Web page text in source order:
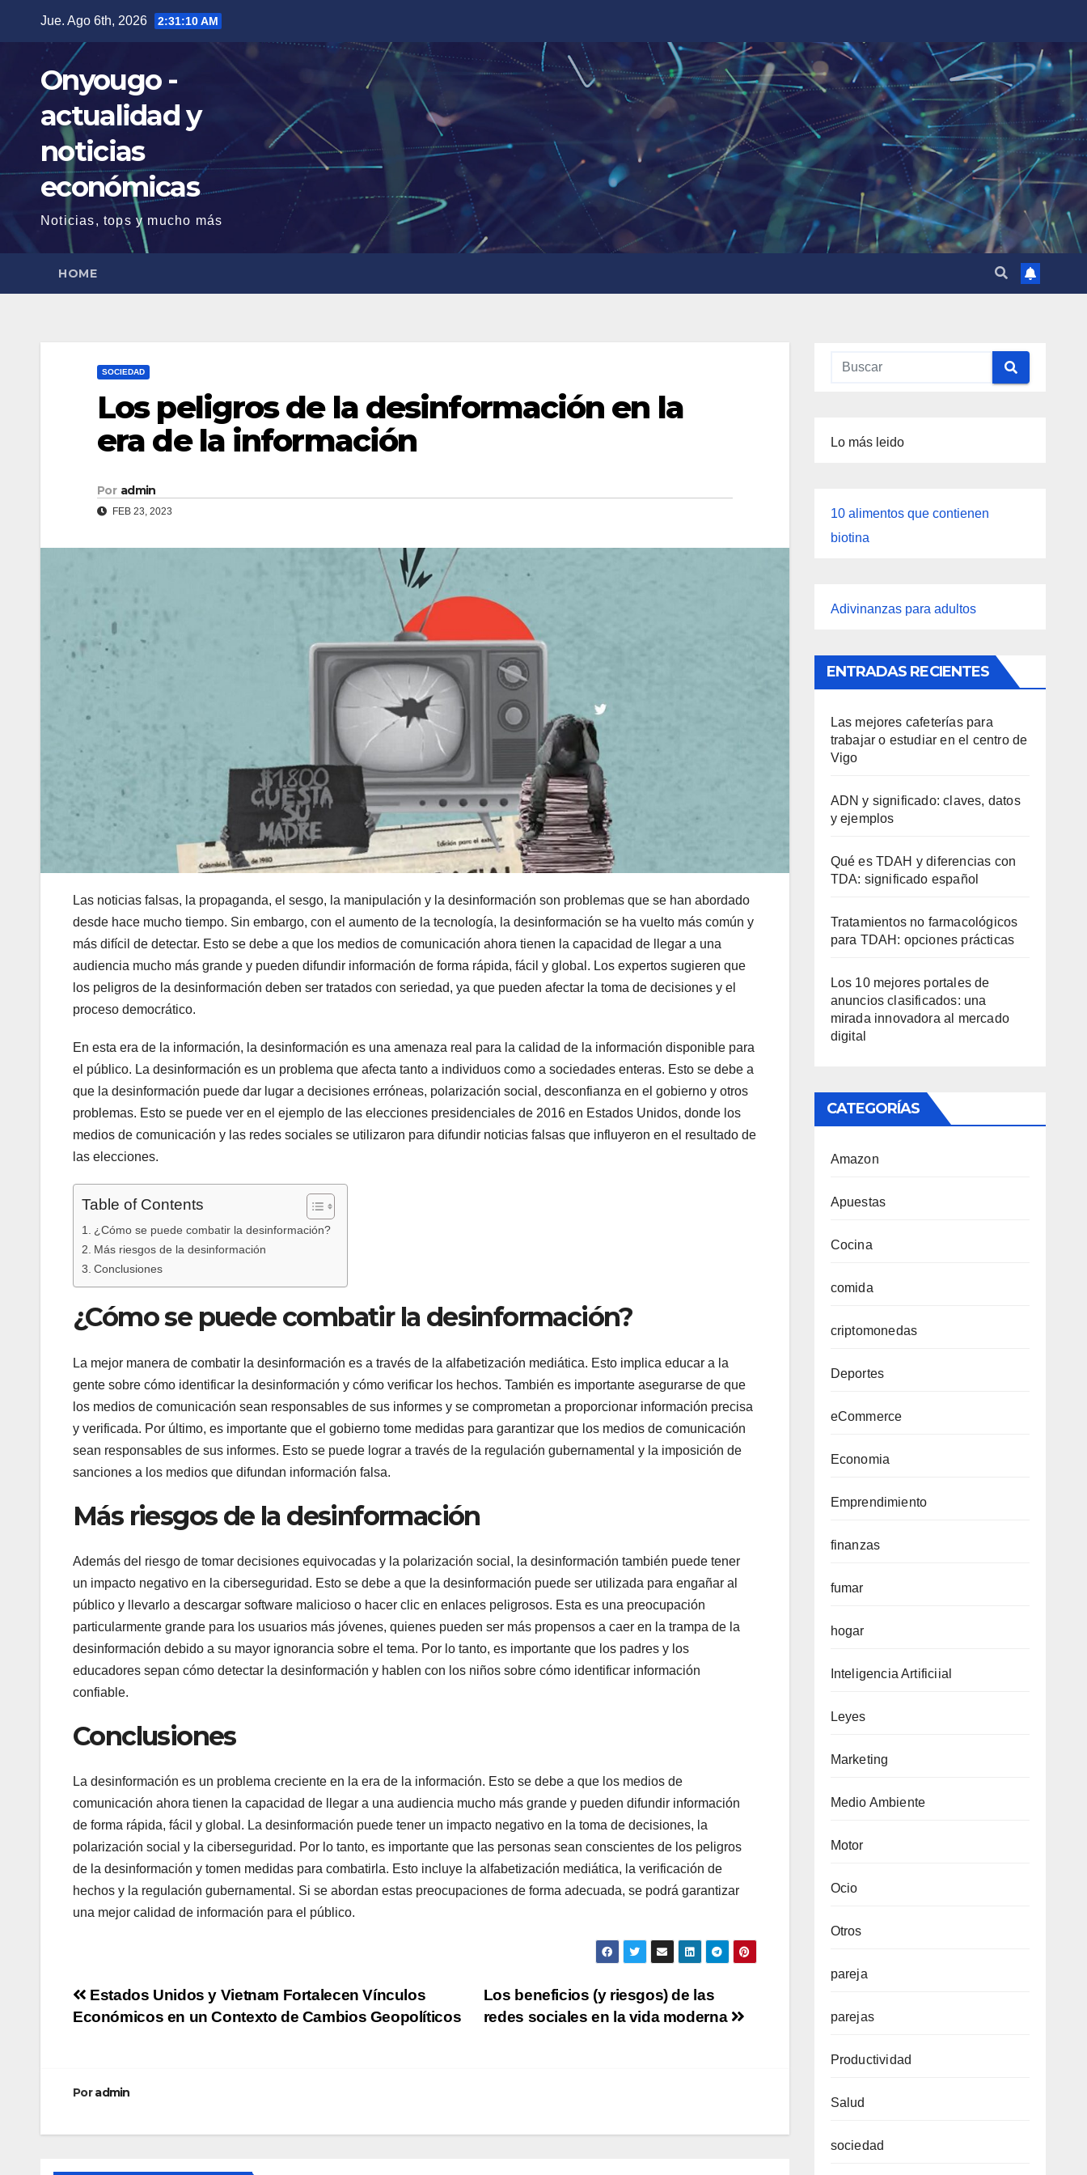
contenido
Jue. Ago 6th, 2026 2:31:11 AM
Onyougo -
actualidad y
noticias
económicas
Noticias, tops y mucho más
HOME
SOCIEDAD
Los peligros de la desinformación en la
era de la información
Por admin
FEB 23, 2023
Las noticias falsas, la propaganda, el sesgo, la manipulación y la desinformación son problemas que se han abordado
desde hace mucho tiempo. Sin embargo, con el aumento de la tecnología, la desinformación se ha vuelto más común y
más difícil de detectar. Esto se debe a que los medios de comunicación ahora tienen la capacidad de llegar a una
audiencia mucho más grande y pueden difundir información de forma rápida, fácil y global. Los expertos sugieren que
los peligros de la desinformación deben ser tratados con seriedad, ya que pueden afectar la toma de decisiones y el
proceso democrático.
En esta era de la información, la desinformación es una amenaza real para la calidad de la información disponible para
el público. La desinformación es un problema que afecta tanto a individuos como a sociedades enteras. Esto se debe a
que la desinformación puede dar lugar a decisiones erróneas, polarización social, desconfianza en el gobierno y otros
problemas. Esto se puede ver en el ejemplo de las elecciones presidenciales de 2016 en Estados Unidos, donde los
medios de comunicación y las redes sociales se utilizaron para difundir noticias falsas que influyeron en el resultado de
las elecciones.
Table of Contents
¿Cómo se puede combatir la desinformación?
Más riesgos de la desinformación
Conclusiones
¿Cómo se puede combatir la desinformación?
La mejor manera de combatir la desinformación es a través de la alfabetización mediática. Esto implica educar a la
gente sobre cómo identificar la desinformación y cómo verificar los hechos. También es importante asegurarse de que
los medios de comunicación sean responsables de sus informes y se comprometan a proporcionar información precisa
y verificada. Por último, es importante que el gobierno tome medidas para garantizar que los medios de comunicación
sean responsables de sus informes. Esto se puede lograr a través de la regulación gubernamental y la imposición de
sanciones a los medios que difundan información falsa.
Más riesgos de la desinformación
Además del riesgo de tomar decisiones equivocadas y la polarización social, la desinformación también puede tener
un impacto negativo en la ciberseguridad. Esto se debe a que la desinformación puede ser utilizada para engañar al
público y llevarlo a descargar software malicioso o hacer clic en enlaces peligrosos. Esta es una preocupación
particularmente grande para los usuarios más jóvenes, quienes pueden ser más propensos a caer en la trampa de la
desinformación debido a su mayor ignorancia sobre el tema. Por lo tanto, es importante que los padres y los
educadores sepan cómo detectar la desinformación y hablen con los niños sobre cómo identificar información
confiable.
Conclusiones
La desinformación es un problema creciente en la era de la información. Esto se debe a que los medios de
comunicación ahora tienen la capacidad de llegar a una audiencia mucho más grande y pueden difundir información
de forma rápida, fácil y global. La desinformación puede tener un impacto negativo en la toma de decisiones, la
polarización social y la ciberseguridad. Por lo tanto, es importante que las personas sean conscientes de los peligros
de la desinformación y tomen medidas para combatirla. Esto incluye la alfabetización mediática, la verificación de
hechos y la regulación gubernamental. Si se abordan estas preocupaciones de forma adecuada, se podrá garantizar
una mejor calidad de información para el público.
Navegación
Los beneficios (y riesgos) de las
redes sociales en la vida moderna
Estados Unidos y Vietnam Fortalecen Vínculos
Económicos en un Contexto de Cambios Geopolíticos
Poradmin
Lo más leido
10 alimentos que contienen
biotina
Adivinanzas para adultos
ENTRADAS RECIENTES
Las mejores cafeterías para
trabajar o estudiar en el centro de
Vigo
ADN y significado: claves, datos
y ejemplos
Qué es TDAH y diferencias con
TDA: significado español
Tratamientos no farmacológicos
para TDAH: opciones prácticas
Los 10 mejores portales de
anuncios clasificados: una
mirada innovadora al mercado
digital
CATEGORÍAS
Amazon
Apuestas
Cocina
comida
criptomonedas
Deportes
eCommerce
Economia
Emprendimiento
finanzas
fumar
hogar
Inteligencia Artificiial
Leyes
Marketing
Medio Ambiente
Motor
Ocio
Otros
pareja
parejas
Productividad
Salud
sociedad